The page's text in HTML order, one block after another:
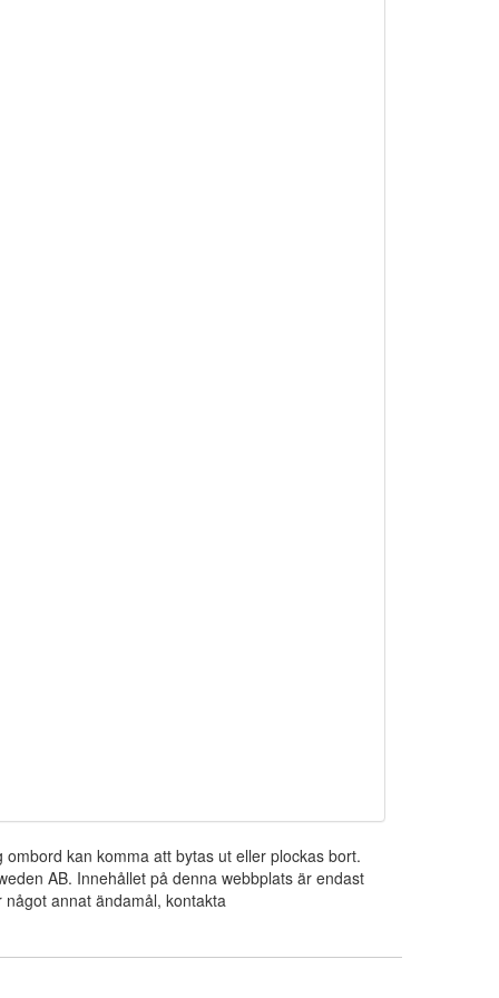
kan komma att bytas ut eller plockas bort.
AB. Innehållet på denna webbplats är endast
annat ändamål, kontakta